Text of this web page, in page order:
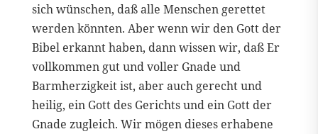
sich wünschen, daß alle Menschen gerettet
werden könnten. Aber wenn wir den Gott der
Bibel erkannt haben, dann wissen wir, daß Er
vollkommen gut und voller Gnade und
Barmherzigkeit ist, aber auch gerecht und
heilig, ein Gott des Gerichts und ein Gott der
Gnade zugleich. Wir mögen dieses erhabene